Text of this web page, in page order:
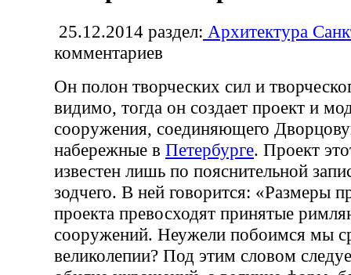
25.12.2014 раздел: Архитектура
комментариев
Он полон творческих сил и
видимо, тогда он создает проект и
сооружения, соединяющего
набережные в Петербурге. Проект
известен лишь по пояснительной
зодчего. В ней говорится: «Размеры
проекта превосходят принятые
сооружений. Неужели побоимся мы
великолепии? Под этим словом